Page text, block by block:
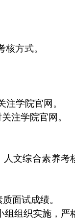
方式。
注学院官网。
注学院官网。
人文综合素养考
面试成绩。
组织实施，严